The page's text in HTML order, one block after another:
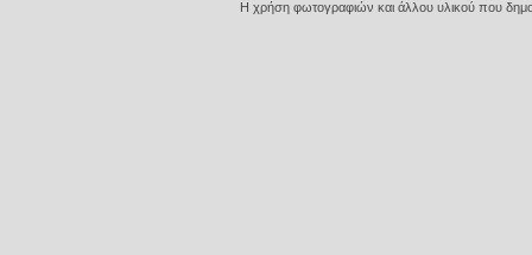
Η χρήση φωτογραφιών και άλλου υλικού που